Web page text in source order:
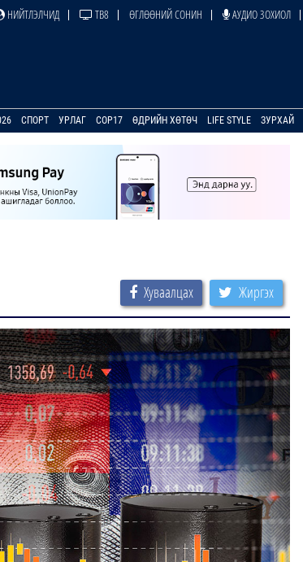
НИЙТЛЭЛЧИД ТВ8 ӨГЛӨӨНИЙ СОНИН АУДИО ЗОХИОЛ
СПОРТ УРЛАГ COP17 ӨДРИЙН ХӨТӨЧ LIFE STYLE ЗУРХАЙ
Хуваалцах Жиргэх